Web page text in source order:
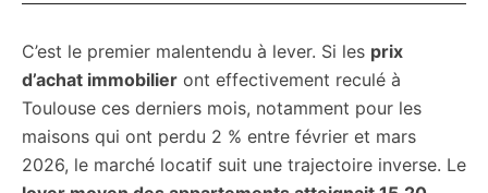
C’est le premier malentendu à lever. Si les prix
d’achat immobilier ont effectivement reculé à
Toulouse ces derniers mois, notamment pour les
maisons qui ont perdu 2 % entre février et mars
2026, le marché locatif suit une trajectoire inverse. Le